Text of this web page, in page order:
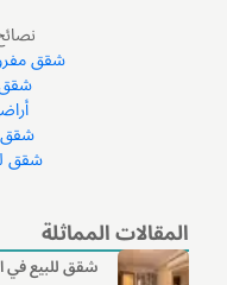
المقالات المماثلة
شقق للبيع في
شقق
شقق
شقق
شقق